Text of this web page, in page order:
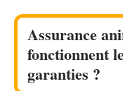
Assurance
fonctionnent
garanties ?